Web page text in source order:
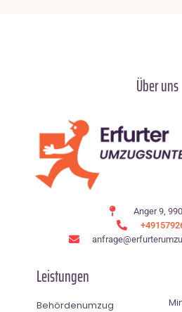
Über uns
Anger 9,
Leistungen
Behördenumzug